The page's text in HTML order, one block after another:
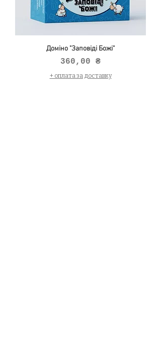
Доміно "Заповіді Божі"
Ціна
360,00 ₴
+ оплата за доставку